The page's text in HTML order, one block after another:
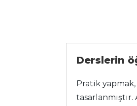
Derslerin
Pratik